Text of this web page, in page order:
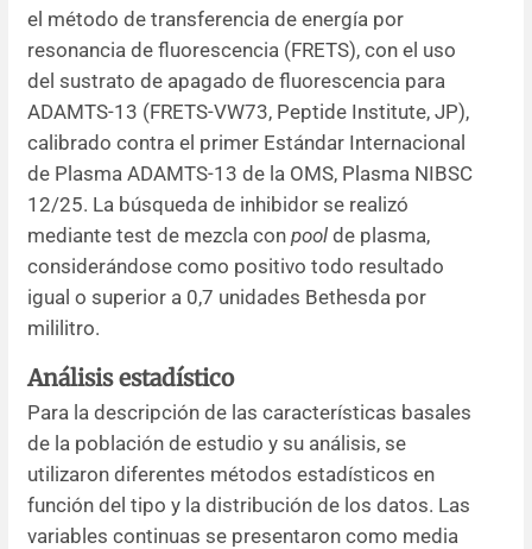
el método de transferencia de energía por
resonancia de fluorescencia (FRETS), con el uso
del sustrato de apagado de fluorescencia para
ADAMTS-13 (FRETS-VW73, Peptide Institute, JP),
calibrado contra el primer Estándar Internacional
de Plasma ADAMTS-13 de la OMS, Plasma NIBSC
12/25. La búsqueda de inhibidor se realizó
mediante test de mezcla con pool de plasma,
considerándose como positivo todo resultado
igual o superior a 0,7 unidades Bethesda por
mililitro.
Análisis estadístico
Para la descripción de las características basales
de la población de estudio y su análisis, se
utilizaron diferentes métodos estadísticos en
función del tipo y la distribución de los datos. Las
variables continuas se presentaron como media